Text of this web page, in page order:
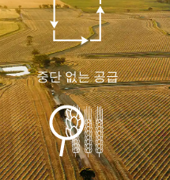
중단 없는 공급